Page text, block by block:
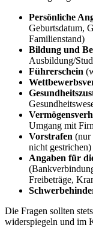
Persönliche
Geburtsdatum,
Familienstand)
Bildung und
Ausbildung/
Führerschein
Umgang mit
Vorstrafen (nur
nicht gestrichen)
Angaben für
Freibeträge,
Die Fragen sollten
widerspiegeln und im